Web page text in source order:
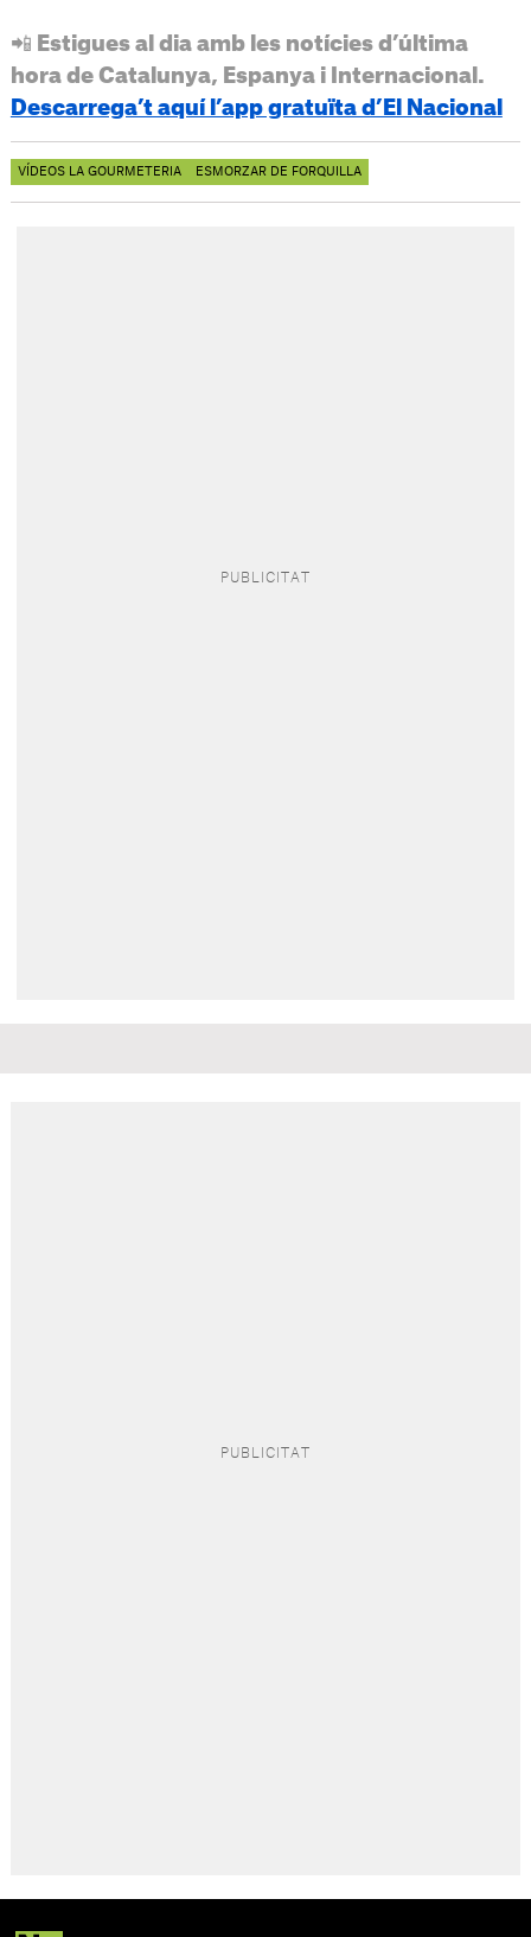
📲 Estigues al dia amb les notícies d’última
hora de Catalunya, Espanya i Internacional.
Descarrega’t aquí l’app gratuïta d’El Nacional
VÍDEOS LA GOURMETERIA ESMORZAR DE FORQUILLA